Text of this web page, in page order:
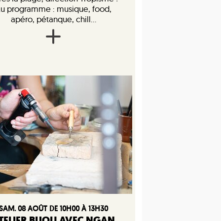
programme : musique, food,
apéro, pétanque, chill...
08 AOÛT DE 10H00 À 13H30